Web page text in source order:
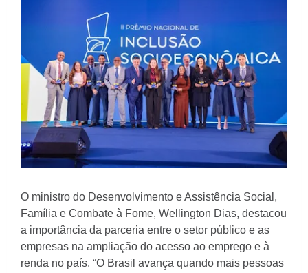
O ministro do Desenvolvimento e Assistência Social,
Família e Combate à Fome, Wellington Dias, destacou
a importância da parceria entre o setor público e as
empresas na ampliação do acesso ao emprego e à
renda no país. “O Brasil avança quando mais pessoas